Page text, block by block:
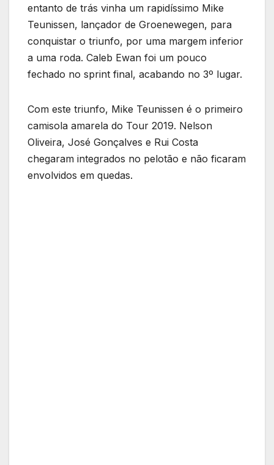
entanto de trás vinha um rapidíssimo Mike
Teunissen, lançador de Groenewegen, para
conquistar o triunfo, por uma margem inferior
a uma roda. Caleb Ewan foi um pouco
fechado no sprint final, acabando no 3º lugar.
Com este triunfo, Mike Teunissen é o primeiro
camisola amarela do Tour 2019. Nelson
Oliveira, José Gonçalves e Rui Costa
chegaram integrados no pelotão e não ficaram
envolvidos em quedas.